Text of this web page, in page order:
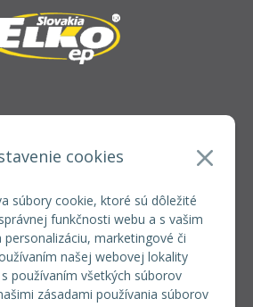
cookies
súbory cookie, ktoré sú dôležité
funkčnosti webu a s vašim
personalizáciu, marketingové či
našej webovej lokality
používaním všetkých súborov
zásadami používania súborov
INFOLINKA
+421 37 6586 731
VŠETKO O NÁKUPE
VEĽKOOBCHOD
na odsúpenie od zmluvy
Doprava a platba